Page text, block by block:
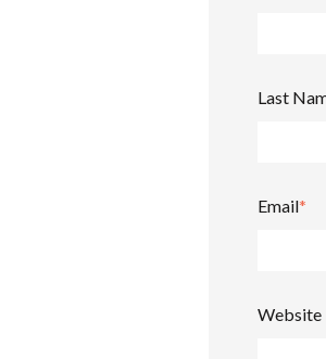
Last
Email*
Website